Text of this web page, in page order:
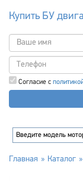
Купить БУ
Согласие с
Главная Каталог